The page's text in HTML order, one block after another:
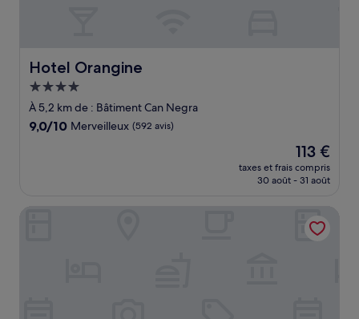
Hotel Orangine
Hotel Orangine
Hébergement
4.0 étoiles
À 5,2 km de : Bâtiment Can Negra
9.0
9,0/10 Merveilleux (592 avis)
Le
nouveau
prix
de
113 €
113 €
taxes et frais compris
30 août - 31 août